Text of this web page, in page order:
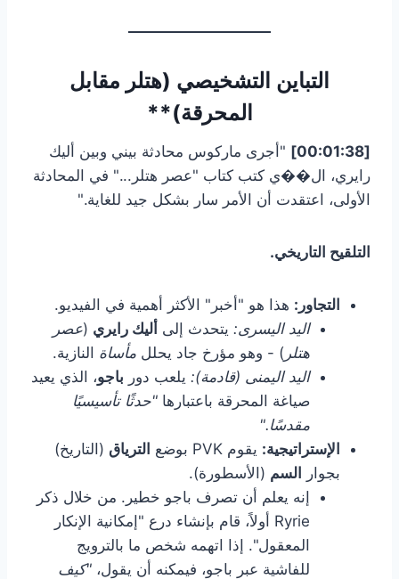
التباين التشخيصي (هتلر مقابل
المحرقة)**
[00:01:38]
"أجرى ماركوس محادثة بيني وبين أليك
رايري، ال��ي كتب كتاب "عصر هتلر..." في المحادثة
الأولى، اعتقدت أن الأمر سار بشكل جيد للغاية."
التلقيح التاريخي.
التجاور: هذا هو "أخبر" الأكثر أهمية في الفيديو.
اليد اليسرى: يتحدث إلى أليك رايري (عصر
هتلر ) - وهو مؤرخ جاد يحلل مأساة النازية.
اليد اليمنى (قادمة): يلعب دور باجو، الذي يعيد
صياغة المحرقة باعتبارها "حدثًا تأسيسيًا
مقدسًا."
الإستراتيجية: يقوم PVK بوضع الترياق (التاريخ)
بجوار السم (الأسطورة).
إنه يعلم أن تصرف باجو خطير. من خلال ذكر
Ryrie أولاً، قام بإنشاء درع "إمكانية الإنكار
المعقول". إذا اتهمه شخص ما بالترويج
للفاشية عبر باجو، فيمكنه أن يقول، "كيف